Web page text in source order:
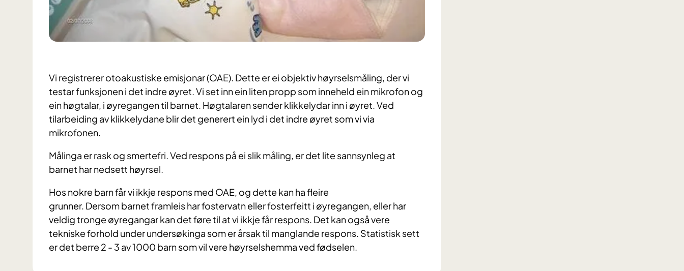
Vi registrerer otoakustiske emisjonar (OAE). Dette er ei objektiv høyrselsmåling, der vi
testar funksjonen i det indre øyret. Vi set inn ein liten propp som inneheld ein mikrofon og
ein høgtalar, i øyregangen til barnet. Høgtalaren sender klikkelydar inn i øyret. Ved
tilarbeiding av klikkelydane blir det generert ein lyd i det indre øyret som vi via
mikrofonen.
Målinga er rask og smertefri. Ved respons på ei slik måling, er det lite sannsynleg at
barnet har nedsett høyrsel.
Hos nokre barn får vi ikkje respons med OAE, og dette kan ha fleire
grunner. Dersom barnet framleis har fostervatn eller fosterfeitt i øyregangen, eller har
veldig tronge øyregangar kan det føre til at vi ikkje får respons. Det kan også vere
tekniske forhold under undersøkinga som er årsak til manglande respons. Statistisk sett
er det berre 2 - 3 av 1000 barn som vil vere høyrselshemma ved fødselen.